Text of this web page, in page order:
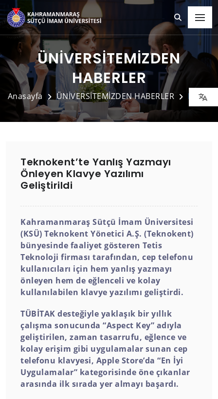
ÜNİVERSİTEMİZDEN
HABERLER
Anasayfa ÜNİVERSİTEMİZDEN HABERLER Detay
Teknokent’te Yanlış Yazmayı
Önleyen Klavye Yazılımı
Geliştirildi
Kahramanmaraş Sütçü İmam Üniversitesi
(KSÜ) Teknokent Yönetici A.Ş. (Teknokent)
bünyesinde faaliyet gösteren Tetis
Teknoloji firması tarafından, cep telefonu
kullanıcıları için hem yanlış yazmayı
önleyen hem de eğlenceli ve kolay
kullanılabilen klavye yazılımı geliştirdi.
TÜBİTAK desteğiyle yaklaşık bir yıllık
çalışma sonucunda “Aspect Key” adıyla
geliştirilen, zaman tasarrufu, eğlence ve
kolay erişim gibi uygulamalar sunan cep
telefonu klavyesi, Apple Store’da “En İyi
Uygulamalar” kategorisinde öne çıkanlar
arasında ilk sırada yer almayı başardı.